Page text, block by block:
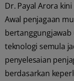
Dr. Payal Arora
Awal penjagaan
teknologi semula
penyelesaian
berdasarkan